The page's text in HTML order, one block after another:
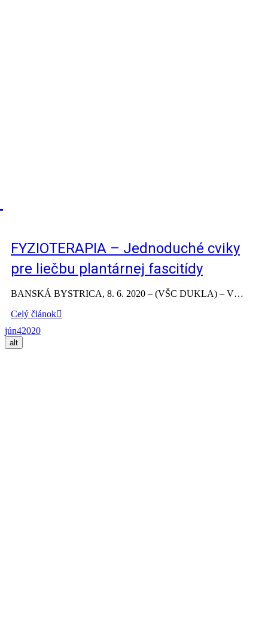
FYZIOTERAPIA – Jednoduché cviky
pre liečbu plantárnej fascitídy
BANSKÁ BYSTRICA, 8. 6. 2020 – (VŠC DUKLA) – V…
Celý článok
jún42020
alt